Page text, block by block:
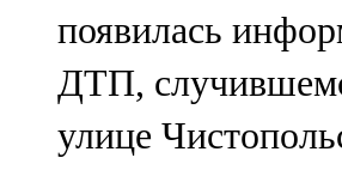
91,0 FM
Шәмәрдән
102,3 FM
появилась
ДТП,
улице